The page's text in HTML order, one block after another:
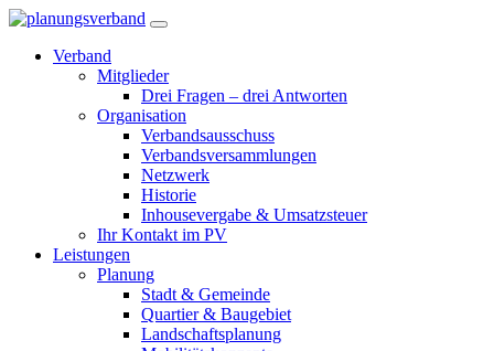
Verband
Mitglieder
Drei Fragen – drei Antworten
Organisation
Verbandsausschuss
Verbandsversammlungen
Netzwerk
Historie
Inhousevergabe & Umsatzsteuer
Ihr Kontakt im PV
Leistungen
Planung
Stadt & Gemeinde
Quartier & Baugebiet
Landschaftsplanung